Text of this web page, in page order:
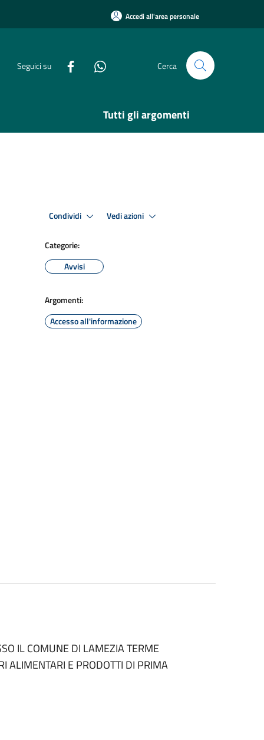
Accedi all'area personale
Seguici su Cerca
Tutti gli argomenti
Condividi Vedi azioni
Categorie:
Avvisi
Argomenti:
Accesso all'informazione
IL COMUNE DI LAMEZIA TERME
ALIMENTARI E PRODOTTI DI PRIMA